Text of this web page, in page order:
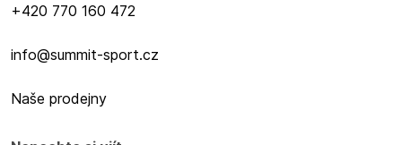
+420 770 160 472
info@summit-sport.cz
Naše prodejny